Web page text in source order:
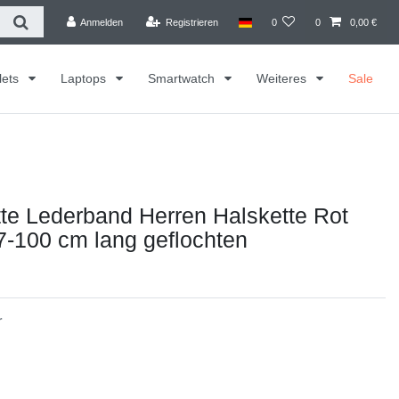
Anmelden Registrieren 0 0 0,00 €
Laptops Smartwatch Weiteres Sale
Lederband Herren Halskette Rot
100 cm lang geflochten